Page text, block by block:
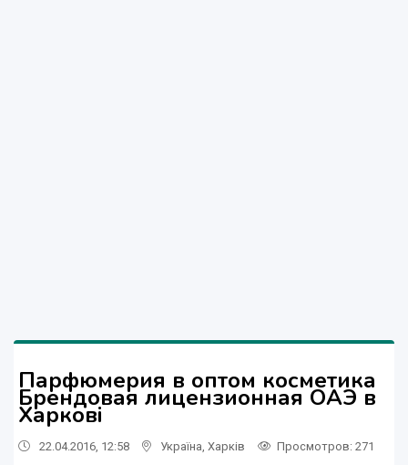
Парфюмерия в оптом косметика
Брендовая лицензионная ОАЭ в
Харкові
22.04.2016, 12:58 Україна Харків Просмотров: 271